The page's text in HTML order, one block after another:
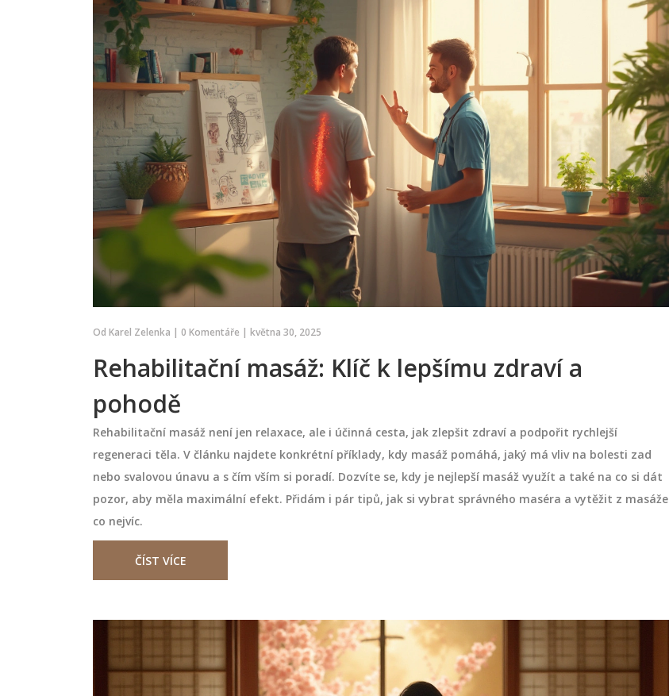
Od Karel Zelenka | 0 Komentáře | května 30, 2025
Rehabilitační masáž: Klíč k lepšímu zdraví a
pohodě
Rehabilitační masáž není jen relaxace, ale i účinná cesta, jak zlepšit zdraví a podpořit rychlejší
regeneraci těla. V článku najdete konkrétní příklady, kdy masáž pomáhá, jaký má vliv na bolesti zad
nebo svalovou únavu a s čím vším si poradí. Dozvíte se, kdy je nejlepší masáž využít a také na co si dát
pozor, aby měla maximální efekt. Přidám i pár tipů, jak si vybrat správného maséra a vytěžit z masáže
co nejvíc.
ČÍST VÍCE
nejúčinnější pro boj s celulitidou. Dozvíte
se také, jaké látky a přípravky mohou
podpořit výsledky masáže.
používat a pro koho není vhodná.